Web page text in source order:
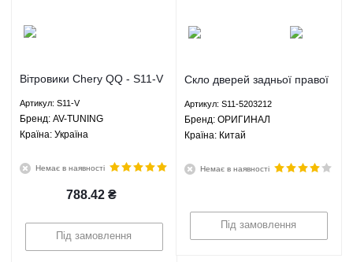
Вітровики Chery QQ - S11-V
Артикул: S11-V
Брeнд: AV-TUNING
Країна: Україна
Немає в наявності
788.42 ₴
Під замовлення
Скло дверей задньої правої
5203212 ОРИГИНАЛ
Артикул: S11-5203212
Брeнд: ОРИГИНАЛ
Країна: Китай
Немає в наявності
Під замовлення